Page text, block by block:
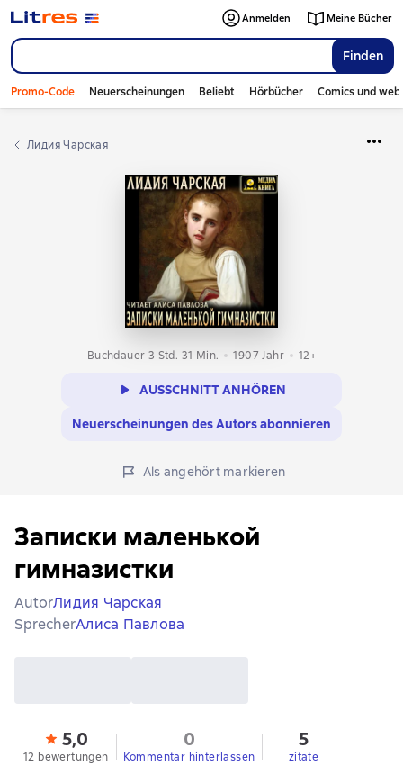
Finden
Anmelden Meine Bücher
Promo-Code Neuerscheinungen Beliebt Hörbücher Comics und
Лидия Чарская
Buchdauer 3 Std. 31 Min. 1907 Jahr 12+
AUSSCHNITT ANHÖREN
Neuerscheinungen des Autors abonnieren
Als angehört markieren
Записки маленькой
гимназистки
AutorЛидия Чарская
SprecherАлиса Павлова
5,0
12 bewertungen
0
Kommentar hinterlassen
5
zitate